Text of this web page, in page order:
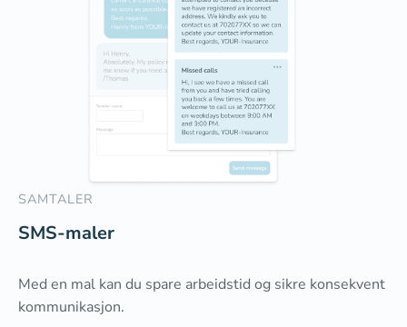
SAMTALER
SMS-maler
Med en mal kan du spare arbeidstid og sikre konsekvent
kommunikasjon.